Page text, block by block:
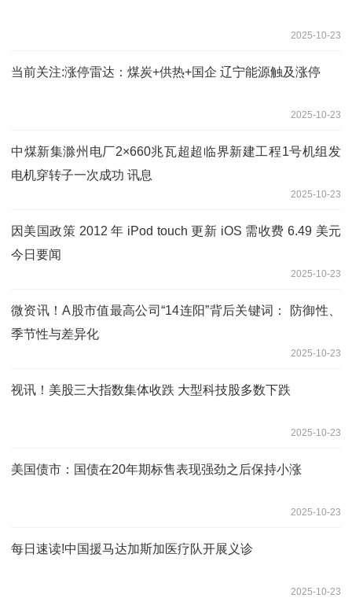
2025-10-23
当前关注:涨停雷达：煤炭+供热+国企 辽宁能源触及涨停
2025-10-23
中煤新集滁州电厂2×660兆瓦超超临界新建工程1号机组发
电机穿转子一次成功 讯息
2025-10-23
因美国政策 2012 年 iPod touch 更新 iOS 需收费 6.49 美元
今日要闻
2025-10-23
微资讯！A股市值最高公司“14连阳”背后关键词： 防御性、
季节性与差异化
2025-10-23
视讯！美股三大指数集体收跌 大型科技股多数下跌
2025-10-23
美国债市：国债在20年期标售表现强劲之后保持小涨
2025-10-23
每日速读!中国援马达加斯加医疗队开展义诊
2025-10-23